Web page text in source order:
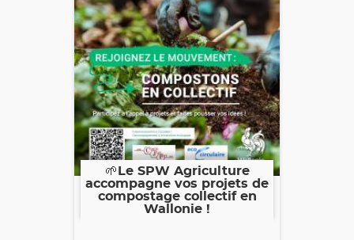
🌱Le SPW Agriculture
accompagne vos projets de
compostage collectif en
Wallonie !